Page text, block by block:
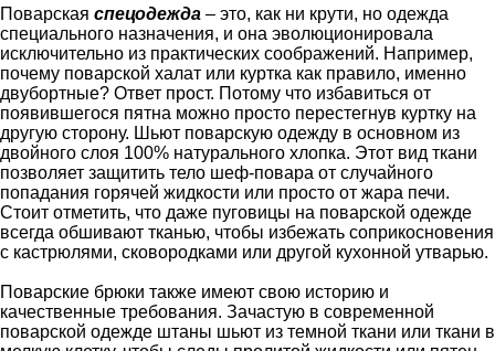
Поварская спецодежда – это, как ни крути, но одежда
специального назначения, и она эволюционировала
исключительно из практических соображений. Например,
почему поварской халат или куртка как правило, именно
двубортные? Ответ прост. Потому что избавиться от
появившегося пятна можно просто перестегнув куртку на
другую сторону. Шьют поварскую одежду в основном из
двойного слоя 100% натурального хлопка. Этот вид ткани
позволяет защитить тело шеф-повара от случайного
попадания горячей жидкости или просто от жара печи.
Стоит отметить, что даже пуговицы на поварской одежде
всегда обшивают тканью, чтобы избежать соприкосновения
с кастрюлями, сковородками или другой кухонной утварью.
Поварские брюки также имеют свою историю и
качественные требования. Зачастую в современной
поварской одежде штаны шьют из темной ткани или ткани в